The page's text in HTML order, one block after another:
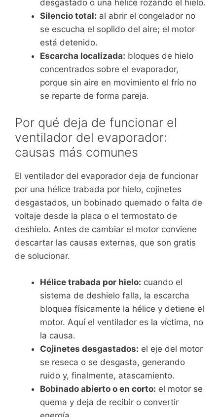
desgastado o una hélice rozando el hielo.
Silencio total: al abrir el congelador no
se escucha el soplido del aire; el motor
está detenido.
Escarcha localizada: bloques de hielo
concentrados sobre el evaporador,
porque sin aire en movimiento el frío no
se reparte de forma pareja.
Por qué deja de funcionar el
ventilador del evaporador:
causas más comunes
El ventilador del evaporador deja de funcionar
por una hélice trabada por hielo, cojinetes
desgastados, un bobinado quemado o falta de
voltaje desde la placa o el termostato de
deshielo. Antes de cambiar el motor conviene
descartar las causas externas, que son gratis
de solucionar.
Hélice trabada por hielo: cuando el
sistema de deshielo falla, la escarcha
bloquea físicamente la hélice y detiene el
motor. Aquí el ventilador es la víctima, no
la causa.
Cojinetes desgastados: el eje del motor
se reseca o se desgasta, generando
ruido y, finalmente, atascamiento.
Bobinado abierto o en corto: el motor se
quema y deja de recibir o convertir